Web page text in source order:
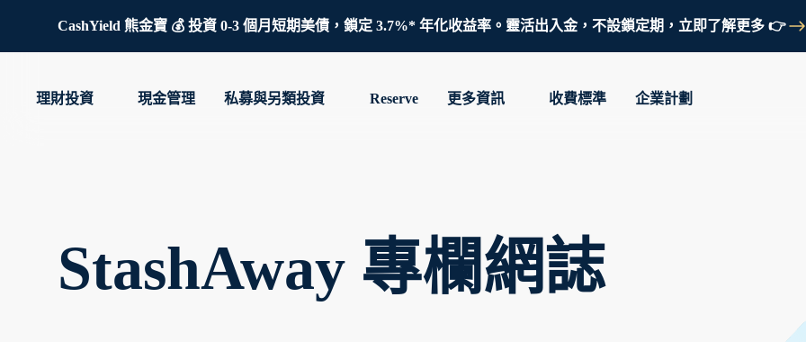
CashYield 熊金寶 💰 投資 0-3 個月短期美債，鎖定 3.7%* 年化收益率。靈活出入金，不設鎖定期，立即了解更多 👉
理財投資 現金管理 私募與另類投資 Reserve 更多資訊 收費標準 企業計劃
StashAway 專欄網誌